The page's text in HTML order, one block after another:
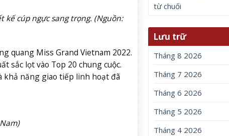
cúp ngực sang trọng. (Nguồn:
quang Miss Grand Vietnam 2022.
sắc lọt vào Top 20 chung cuộc.
năng giao tiếp linh hoạt đã
từ chuối
Lưu trữ
Tháng 8 2026
Tháng 7 2026
Tháng 6 2026
Tháng 5 2026
Tháng 4 2026